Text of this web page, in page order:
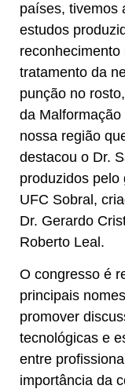
países, tivemos
estudos
tratamento da
punção no
da
nossa região
destacou o Dr.
produzidos pelo
UFC Sobral,
Dr. Gerardo
Roberto Leal.
O congresso é
principais
promover
tecnológicas e
entre
importância da